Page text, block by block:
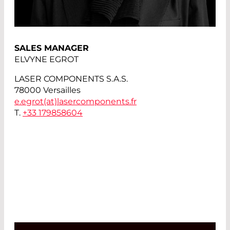
SALES MANAGER
ELVYNE EGROT
LASER COMPONENTS S.A.S.
78000 Versailles
e.egrot(at) lasercomponents.fr
T. +33 179858604